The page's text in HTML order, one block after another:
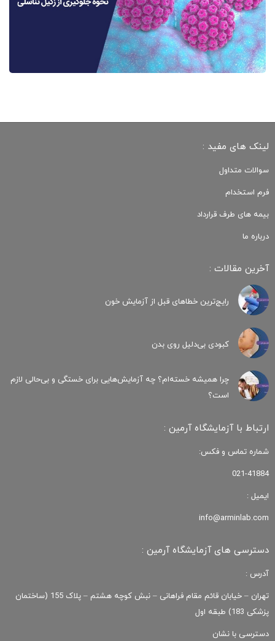
لینک های مفید :
سوالات متداول
فرم استخدام
بیمه های طرف قرارداد
درباره ما
آخرین مقالات :
رایج‌ترین خطاهای قبل از آزمایش خون
کبودی‌ بی‌دلیل روی بدن
چرا همیشه خسته‌ام؟ چه آزمایش‌هایی برای خستگی و بی‌حالی لازم
است؟
ارتباط با آزمایشگاه آرمین :
شماره تماس و فکس:
021-41884
ایمیل :
info@arminlab.com
دسترسی های آزمایشگاه آرمین :
آدرس :
تهران – خیابان قائم مقام فراهانی – نبش کوچه هشتم – پلاک 155 (ساختمان
پزشکی 183) طبقه اول
دسترسی با نشان